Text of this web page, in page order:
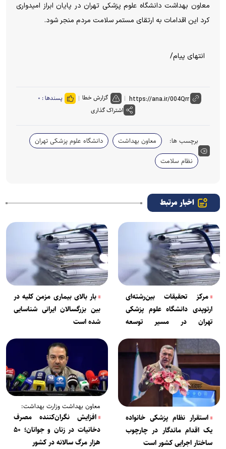
معاون بهداشت دانشگاه علوم پزشکی تهران در پایان ابراز امیدواری
کرد این اقدامات به ارتقای مستمر سلامت مردم منجر شود.
انتهای پیام/
گزارش خطا پسندها : ۰
اشتراک گذاری
برچسب ها: معاون بهداشت
دانشگاه علوم پزشکی تهران
نظام سلامت
اخبار مرتبط
مرکز تحقیقات بین‌رشته‌ای
ارتوپدی دانشگاه علوم پزشکی
تهران در مسیر توسعه
بار بالای بیماری مزمن کلیه در
بین بزرگسالان ایرانی شناسایی
شده است
استقرار نظام پزشکی خانواده
یک اقدام ماندگار در چارچوب
ساختار اجرایی کشور است
معاون بهداشت وزارت بهداشت:
افزایش نگران‌کننده مصرف
دخانیات در زنان و جوانان؛ ۵۰
هزار مرگ سالانه در کشور